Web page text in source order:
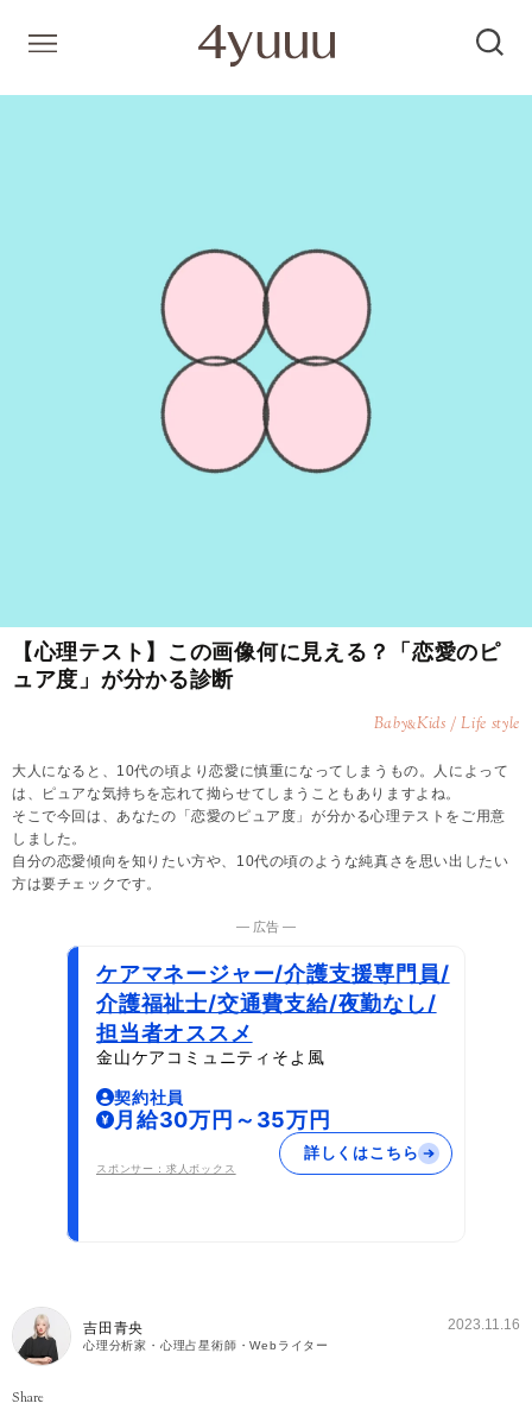
【心理テスト】この画像何に見える？「恋愛のピ
ュア度」が分かる診断
Baby&Kids / Life style
大人になると、10代の頃より恋愛に慎重になってしまうもの。人によって
は、ピュアな気持ちを忘れて拗らせてしまうこともありますよね。
そこで今回は、あなたの「恋愛のピュア度」が分かる心理テストをご用意
しました。
自分の恋愛傾向を知りたい方や、10代の頃のような純真さを思い出したい
方は要チェックです。
― 広告 ―
ケアマネージャー/介護支援専門員/
介護福祉士/交通費支給/夜勤なし/
担当者オススメ
金山ケアコミュニティそよ風
契約社員
月給30万円～35万円
スポンサー：求人ボックス
詳しくはこちら
吉田青央
心理分析家・心理占星術師・Webライター
2023.11.16
Share